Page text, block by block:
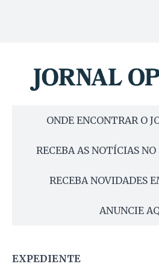
ONDE ENCONTRAR O
RECEBA AS NOTÍCIAS
RECEBA NOVIDADES
ANUNCIE
EXPEDIENTE